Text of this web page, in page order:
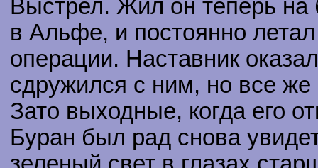
Выстрел. Жил он теперь на
в Альфе, и постоянно
операции. Наставник
сдружился с ним, но все же
Зато выходные, когда его
Буран был рад снова